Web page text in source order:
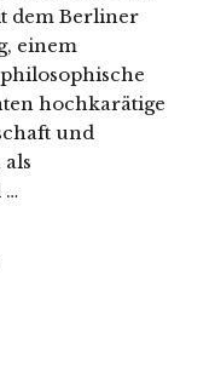
dem Berliner
einem
hochkarätige
und
…